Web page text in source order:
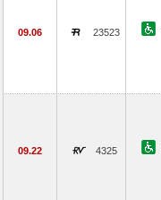
09.06 23523
09.22 4325